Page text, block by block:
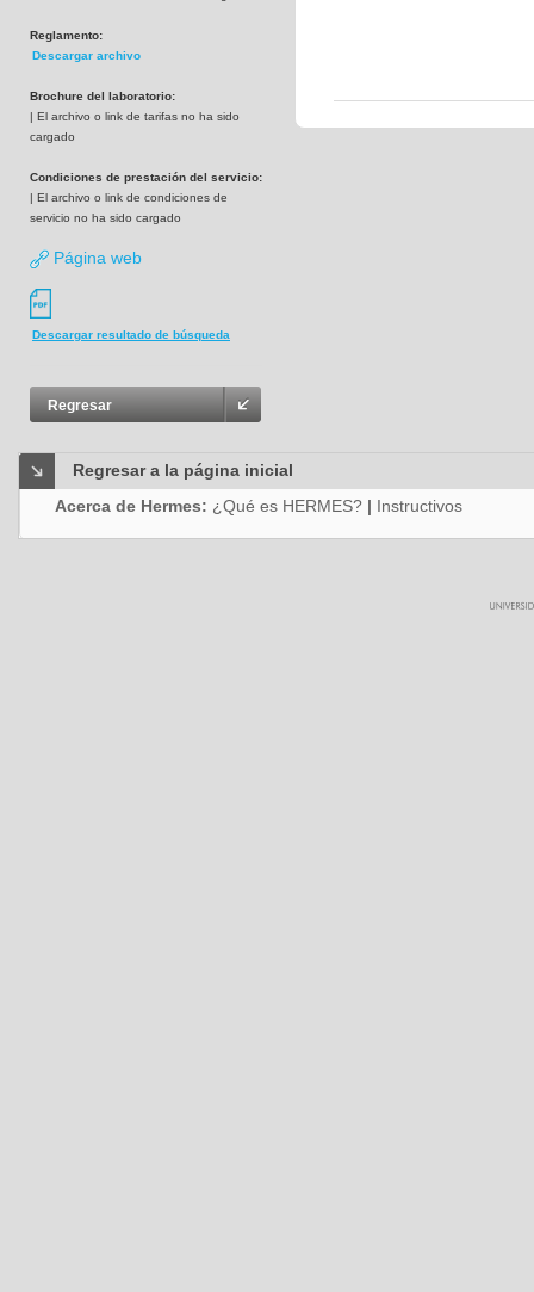
Reglamento:
Descargar archivo
Brochure del laboratorio:
| El archivo o link de tarifas no ha sido
cargado
Condiciones de prestación del servicio:
| El archivo o link de condiciones de
servicio no ha sido cargado
Página web
Descargar resultado de búsqueda
Regresar
Regresar a la página inicial
Acerca de Hermes: ¿Qué es HERMES? | Instructivos